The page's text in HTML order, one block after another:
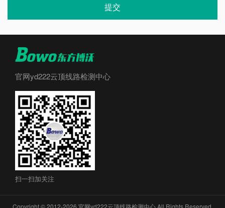
提交
官网yd222云顶线路检测中心
扫一扫加关注
Copyright © 2012-2026 官网yd222云顶线路检测中心 All Rights Reserved.